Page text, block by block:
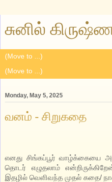
சுனில்
Monday, May 5, 2025
வனம் - சிறுகதை
எனது சிங்கப்பூர் வாழ்க்கையை
தொடர் எழுதலாம்
இதழில் வெளிவந்த முதல் கதை/